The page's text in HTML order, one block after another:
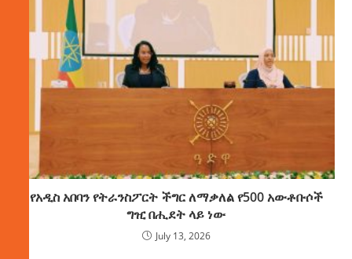
የአዲስ አበባን የትራንስፖርት ችግር ለማቃለል የ500 አውቶቡሶች
ግዢ በሒደት ላይ ነው
July 13, 2026